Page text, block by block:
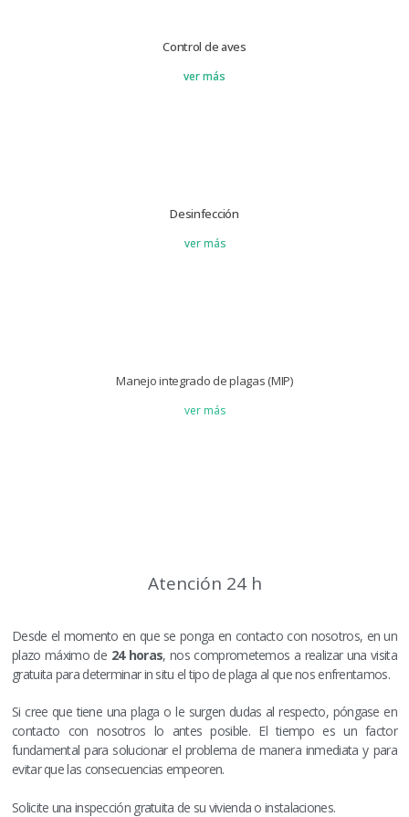
Control de aves
ver más
Desinfección
ver más
Manejo integrado de plagas (MIP)
ver más
Atención 24 h
Desde el momento en que se ponga en contacto con nosotros, en un
plazo máximo de 24 horas, nos comprometemos a realizar una visita
gratuita para determinar in situ el tipo de plaga al que nos enfrentamos.
Si cree que tiene una plaga o le surgen dudas al respecto, póngase en
contacto con nosotros lo antes posible. El tiempo es un factor
fundamental para solucionar el problema de manera inmediata y para
evitar que las consecuencias empeoren.
Solicite una inspección gratuita de su vivienda o instalaciones.